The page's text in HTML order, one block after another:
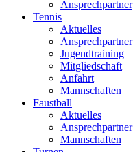
Ansprechpartner
Tennis
Aktuelles
Ansprechpartner
Jugendtraining
Mitgliedschaft
Anfahrt
Mannschaften
Faustball
Aktuelles
Ansprechpartner
Mannschaften